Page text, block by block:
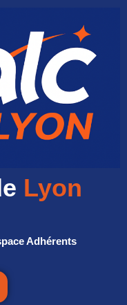
Lyon
Adhérents